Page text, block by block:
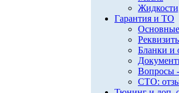
Гарантия и ТО
Бланки и
Вопросы
СТО: